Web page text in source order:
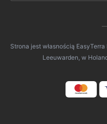
Strona jest własnością
Leeuwarden, w